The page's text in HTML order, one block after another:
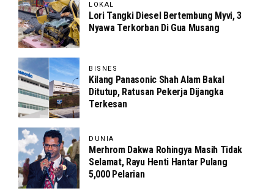
LOKAL
Lori Tangki Diesel Bertembung Myvi, 3
Nyawa Terkorban Di Gua Musang
BISNES
Kilang Panasonic Shah Alam Bakal
Ditutup, Ratusan Pekerja Dijangka
Terkesan
DUNIA
Merhrom Dakwa Rohingya Masih Tidak
Selamat, Rayu Henti Hantar Pulang
5,000 Pelarian